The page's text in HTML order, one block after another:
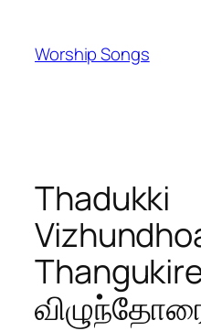
content
Worship Songs
Thadukki